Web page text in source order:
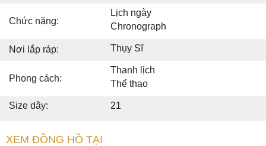
Chức năng:
Lịch ngày
Chronograph
Nơi lắp ráp: Thụy Sĩ
Phong cách:
Thanh lịch
Thể thao
Size dây: 21
XEM ĐỒNG HỒ TẠI